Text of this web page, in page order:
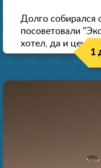
Долго собирался
посоветовали
хотел, да и цена
1